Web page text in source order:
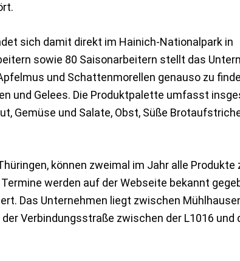
sich damit direkt im Hainich-Nationalpark in
sowie 80 Saisonarbeitern stellt das
und Schattenmorellen genauso zu
und Gelees. Die Produktpalette umfasst
Gemüse und Salate, Obst, Süße
können zweimal im Jahr alle Produkte
werden auf der Webseite bekannt
Das Unternehmen liegt zwischen
Verbindungsstraße zwischen der L1016 und